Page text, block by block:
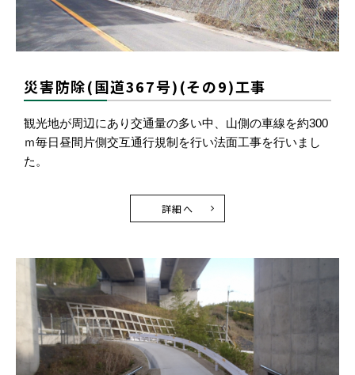
災害防除(国道367号)(その9)工事
観光地が周辺にあり交通量の多い中、山側の車線を約300
ｍ毎日昼間片側交互通行規制を行い法面工事を行いまし
た。
詳細へ